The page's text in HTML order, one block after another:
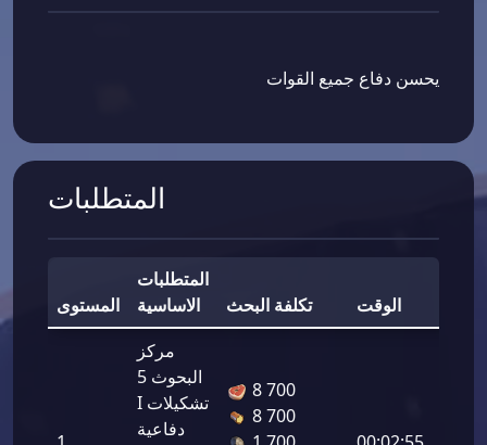
يحسن دفاع جميع القوات
المتطلبات
المستوى
المتطلبات
الاساسية
تكلفة البحث الوقت
مركز
البحوث 5
I تشكيلات
دفاعية
8 700
8 700